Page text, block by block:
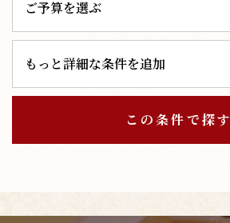
もっと詳細な条件を追加
この条件で探す